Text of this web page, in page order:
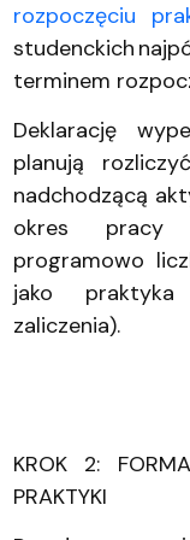
rozpoczęciu
studenckich
terminem
Deklarację
planują
nadchodzącą
okres pracy
programowo
jako
zaliczenia).
KROK 2:
PRAKTYKI